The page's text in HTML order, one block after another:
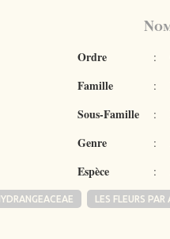
Ordre :
Famille :
Sous-Famille :
Genre :
Espèce :
LES FLEURS PAR